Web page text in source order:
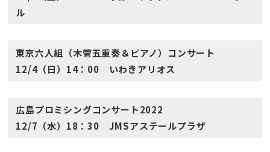
ル
東京六人組（木管五重奏＆ピアノ）コンサート
12/4（日）14：00 いわきアリオス
広島プロミシングコンサート2022
12/7（水）18：30 JMSアステールプラザ